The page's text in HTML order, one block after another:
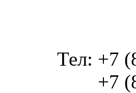
Тел: +7
+7